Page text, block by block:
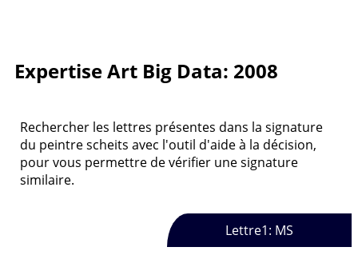
Expertise Art Big Data: 2008
Rechercher les lettres présentes dans la signature
du peintre scheits avec l'outil d'aide à la décision,
pour vous permettre de vérifier une signature
similaire.
Lettre1: MS